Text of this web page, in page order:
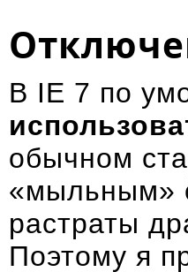
В IE 7 по
обычном
«мыльным»
растраты
Поэтому я